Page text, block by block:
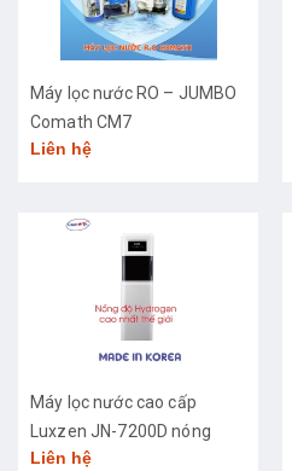
Máy lọc nước RO – JUMBO
Comath CM7
Liên hệ
Máy lọc nước cao cấp
Luxzen JN-7200D nóng
lạnh
Liên hệ